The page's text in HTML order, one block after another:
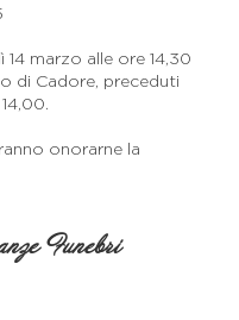
14 marzo alle ore 14,30
di Cadore, preceduti
onorarne la
Funebri